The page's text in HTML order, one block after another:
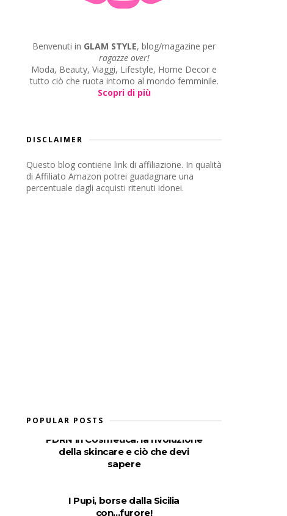
Benvenuti in GLAM STYLE, blog/magazine per
ragazze over!
Moda, Beauty, Viaggi, Lifestyle, Home Decor e
tutto ciò che ruota intorno al mondo femminile.
Scopri di più
DISCLAIMER
Questo blog contiene link di affiliazione. In qualità
di Affiliato Amazon potrei guadagnare una
percentuale dagli acquisti ritenuti idonei.
POPULAR POSTS
PDRN in Cosmetica: la rivoluzione
della skincare e ciò che devi
sapere
I Pupi, borse dalla Sicilia
con...furore!